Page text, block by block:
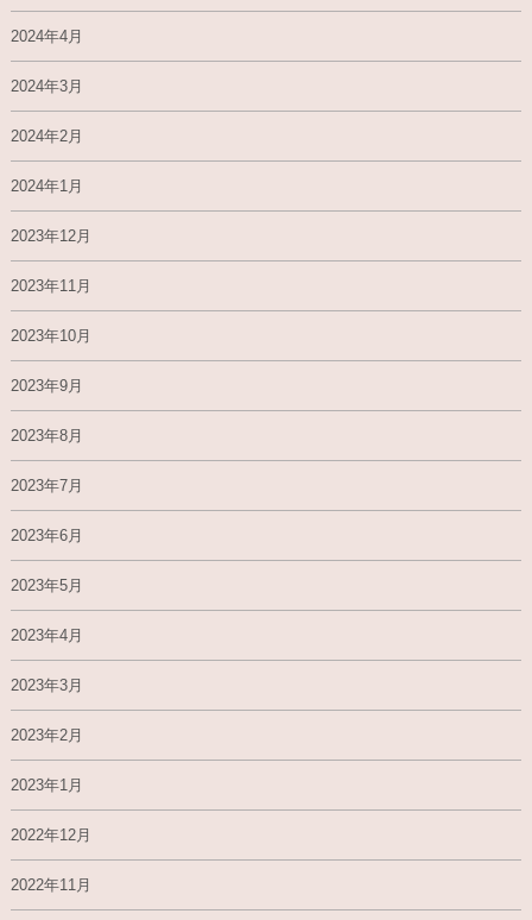
2024年4月
2024年3月
2024年2月
2024年1月
2023年12月
2023年11月
2023年10月
2023年9月
2023年8月
2023年7月
2023年6月
2023年5月
2023年4月
2023年3月
2023年2月
2023年1月
2022年12月
2022年11月